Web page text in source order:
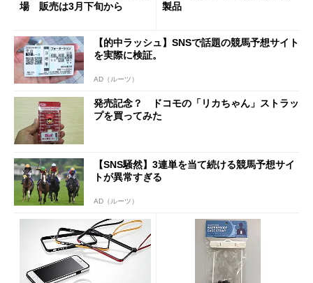
場 販売は3月下旬から
製品
【的中ラッシュ】SNSで話題の競馬予想サイト
を実際に検証。
AD（ルーツ）
発売記念？ ドコモの「リカちゃん」ストラッ
プを買ってみた
【SNS騒然】3連単を当て続ける競馬予想サイ
トが異常すぎる
AD（ルーツ）